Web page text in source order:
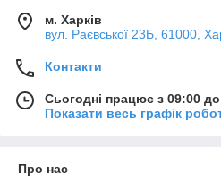
м. Харків
вул. Раєвської 23Б, 61000,
Контакти
Сьогодні працює з 09:00
Показати весь графік
Про нас